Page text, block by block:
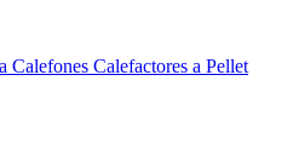
Calefones Calefactores a Pellet